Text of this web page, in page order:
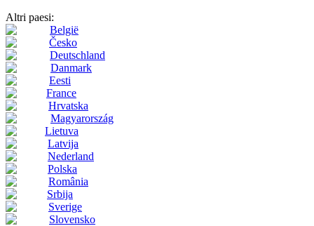
Altri paesi:
België
Česko
Deutschland
Danmark
Eesti
France
Hrvatska
Magyarország
Lietuva
Latvija
Nederland
Polska
România
Srbija
Sverige
Slovensko